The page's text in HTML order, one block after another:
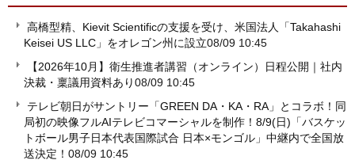
高橋型精、Kievit Scientificの支援を受け、米国法人「Takahashi
Keisei US LLC」をオレゴン州に設立08/09 10:45
【2026年10月】衛生推進者講習（オンライン）日程公開｜社内
決裁・稟議用資料あり08/09 10:45
テレビ朝日がサントリー「GREEN DA・KA・RA」とコラボ！同
局初の映像フルAIテレビコマーシャルを制作！8/9(日)「バスケッ
トボール男子日本代表国際試合 日本×モンゴル」中継内で全国放
送決定！ 08/09 10:45